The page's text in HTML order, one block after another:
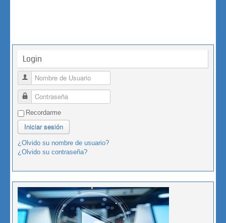
Login
Nombre de Usuario
Contraseña
Recordarme
Iniciar sesión
¿Olvido su nombre de usuario?
¿Olvido su contraseña?